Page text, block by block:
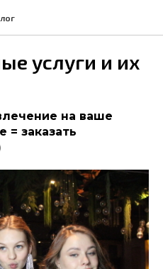
услуги и их
на ваше
= заказать